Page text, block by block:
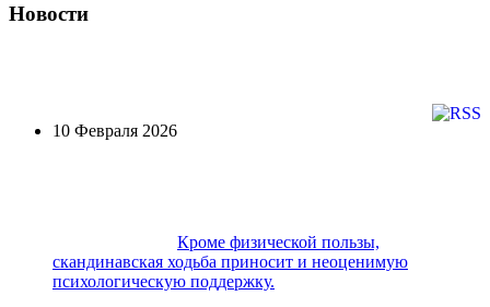
Новости
10 Февраля 2026
Кроме физической пользы,
скандинавская ходьба приносит и неоценимую
психологическую поддержку.